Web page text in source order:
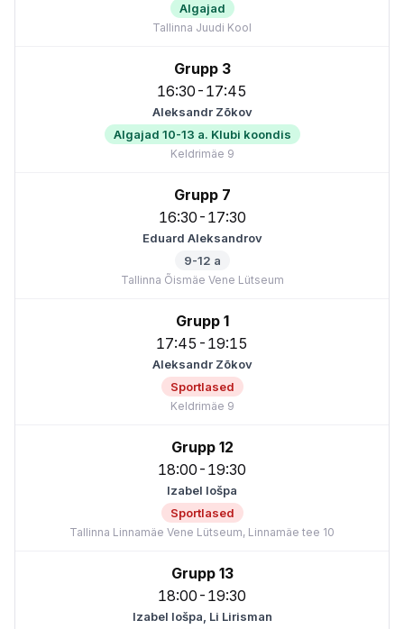
Algajad
Tallinna Juudi Kool
16:30-17:45
Grupp 3
Algajad 10-13 a. Klubi koondis
Aleksandr Zõkov
Keldrimäe 9
16:30-17:30
Grupp 7
9-12 a
Eduard Aleksandrov
Tallinna Õismäe Vene Lütseum
17:45-19:15
Grupp 1
Sportlased
Aleksandr Zõkov
Keldrimäe 9
18:00-19:30
Grupp 12
Sportlased
Izabel Iošpa
Tallinna Linnamäe Vene Lütseum, Linnamäe tee 10
18:00-19:30
Grupp 13
Izabel Iošpa, Li Lirisman